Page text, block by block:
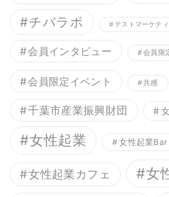
チバラボ テストマーケテ
会員インタビュー 会員限
会員限定イベント 共感
千葉市産業振興財団
女性起業 女性起業Bar
女性起業カフェ 女